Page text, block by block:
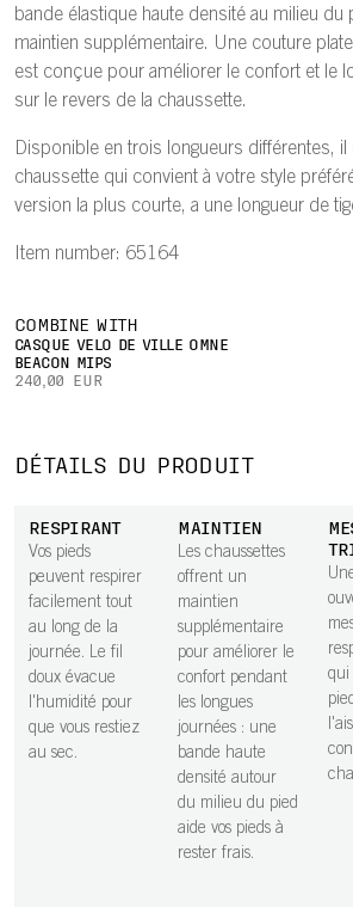
bande élastique haute densité au milieu du
maintien supplémentaire. Une couture
est conçue pour améliorer le confort et le
sur le revers de la chaussette.
Disponible en trois longueurs différentes,
chaussette qui convient à votre style
version la plus courte, a une longueur de
Item number: 65164
COMBINE WITH
CASQUE VÉLO DE VILLE OMNE
BEACON MIPS
240,00 EUR
DÉTAILS DU PRODUIT
RESPIRANT
Vos pieds
peuvent respirer
facilement tout
au long de la
journée. Le fil
doux évacue
l'humidité pour
que vous restiez
au sec.
MAINTIEN
Les chaussettes
offrent un
maintien
supplémentaire
pour améliorer le
confort pendant
les longues
journées : une
bande haute
densité autour
du milieu du pied
aide vos pieds à
rester frais.
qui